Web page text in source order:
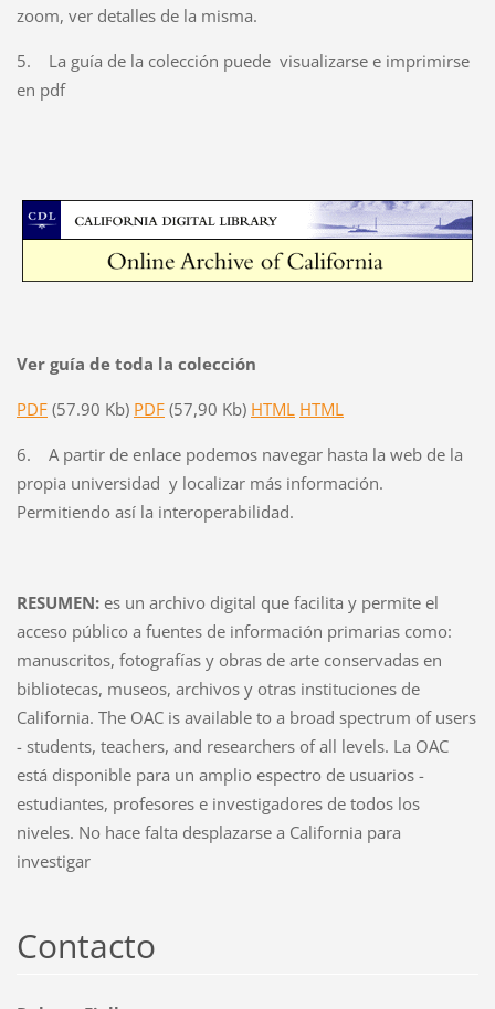
zoom, ver detalles de la misma.
5.
La guía de la colección puede visualizarse e imprimirse
en pdf
Ver guía de toda la colección
PDF(57.90 Kb) PDF(57,90 Kb) HTML HTML
6.
A partir de enlace podemos navegar hasta la web de la
propia universidad y localizar más información.
Permitiendo así la interoperabilidad.
RESUMEN:es un archivo digital que facilita y permite el
acceso público a fuentes de información primarias como:
manuscritos, fotografías y obras de arte conservadas en
bibliotecas, museos, archivos y otras instituciones de
California. The OAC is available to a broad spectrum of users
- students, teachers, and researchers of all levels. La OAC
está disponible para un amplio espectro de usuarios -
estudiantes, profesores e investigadores de todos los
niveles. No hace falta desplazarse a California para
investigar
Contacto